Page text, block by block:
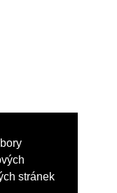
stránek